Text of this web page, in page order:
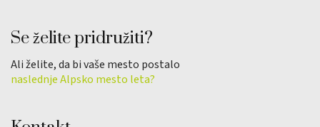
Se želite pridružiti?
Ali želite, da bi vaše mesto postalo
naslednje Alpsko mesto leta?